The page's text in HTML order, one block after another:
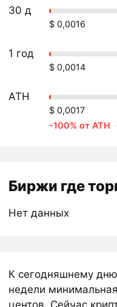
30 д
$ 0,0016
1 год
$ 0,0014
ATH
$ 0,0017
-100% от ATH ·
Биржи где
Нет данных
К сегодняшнему
недели